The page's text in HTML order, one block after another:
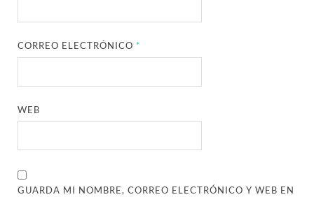
CORREO ELECTRÓNICO *
WEB
GUARDA MI NOMBRE, CORREO ELECTRÓNICO Y WEB EN